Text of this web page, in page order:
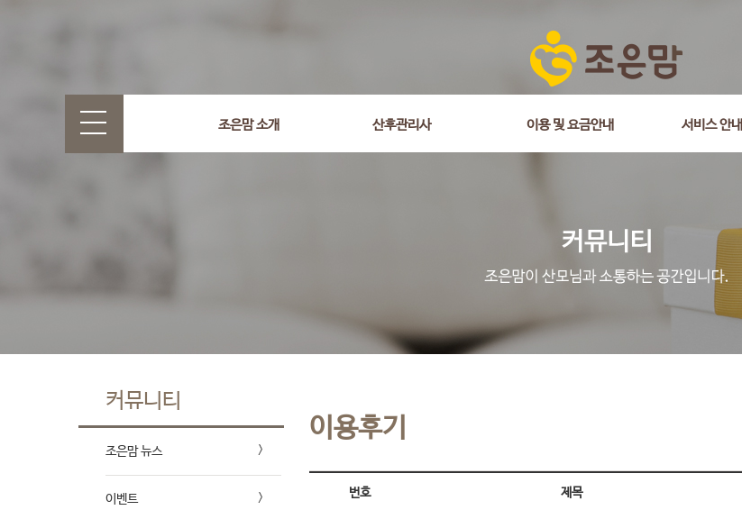
조은맘 소개 산후관리사 이용 및 요금안내 서비스 안내
커뮤니티
조은맘 뉴스
이벤트
이용후기
번호 제목